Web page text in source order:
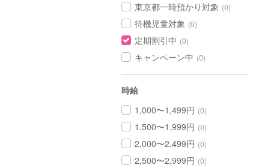
東京都一時預かり対象 (0)
待機児童対象 (0)
定期割引中 (0)
キャンペーン中 (0)
時給
1,000〜1,499円 (0)
1,500〜1,999円 (0)
2,000〜2,499円 (0)
2,500〜2,999円 (0)